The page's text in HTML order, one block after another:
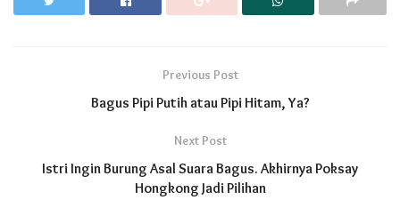
Previous Post
Bagus Pipi Putih atau Pipi Hitam, Ya?
Next Post
Istri Ingin Burung Asal Suara Bagus. Akhirnya Poksay
Hongkong Jadi Pilihan